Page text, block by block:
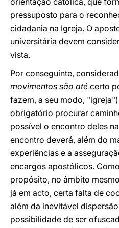
pressuposto para o
cidadania na Igreja. O
universitária devem
vista.
Por conseguinte,
movimentos são até certo
fazem, a seu modo,
obrigatório procurar
possível o encontro deles
encontro deverá, além do
experiências e a
encargos apostólicos.
propósito, no âmbito
já em acto, certa falta de
além da inevitável
possibilidade de ser